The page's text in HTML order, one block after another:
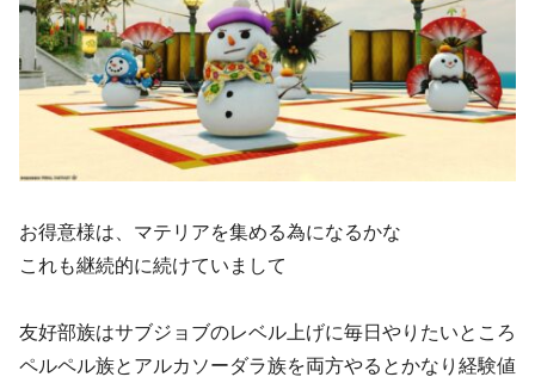
お得意様は、マテリアを集める為になるかな
これも継続的に続けていまして
友好部族はサブジョブのレベル上げに毎日やりたいところ
ペルペル族とアルカソーダラ族を両方やるとかなり経験値